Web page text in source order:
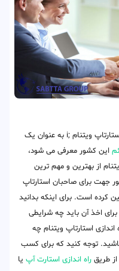
در این مقاله قصد داریم به بررسی ویزای استارتاپ ویتنام ;i به عنوان یک
این کشور معرفی می شود،
از بهترین و مهم ترین
جهت برای صاحبان استارتاپ
کرده است. برای اینکه بدانید
برای اخذ آن باید چه شرایطی
استارتاپ ویتنام چه
توجه کنید که برای کسب
طریق راه اندازی استارت آپ یا